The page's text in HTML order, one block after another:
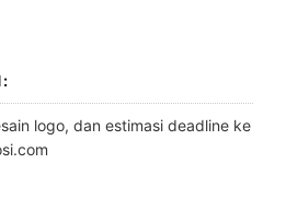
logo, dan estimasi deadline ke